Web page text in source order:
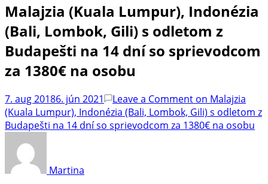
Malajzia (Kuala Lumpur), Indonézia
(Bali, Lombok, Gili) s odletom z
Budapešti na 14 dní so sprievodcom
za 1380€ na osobu
7. aug 20186. jún 2021 Leave a Comment on Malajzia
(Kuala Lumpur), Indonézia (Bali, Lombok, Gili) s odletom z
Budapešti na 14 dní so sprievodcom za 1380€ na osobu
Martina